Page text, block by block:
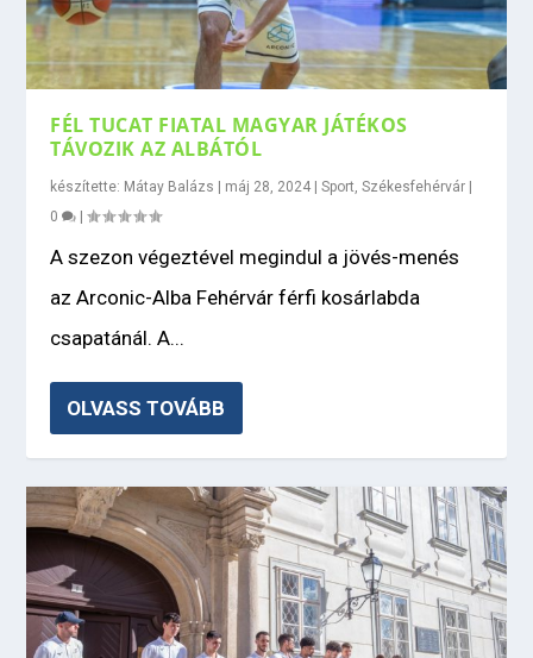
FÉL TUCAT FIATAL MAGYAR JÁTÉKOS
TÁVOZIK AZ ALBÁTÓL
készítette: Mátay Balázs máj 28, 2024 |Sport,Székesfehérvár
0
|
A szezon végeztével megindul a jövés-menés
az Arconic-Alba Fehérvár férfi kosárlabda
csapatánál. A...
OLVASS TOVÁBB